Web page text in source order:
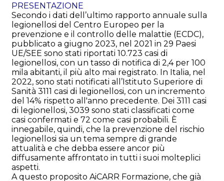
PRESENTAZIONE
Secondo i dati dell’ultimo rapporto annuale sulla
legionellosi del Centro Europeo per la
prevenzione e il controllo delle malattie (ECDC),
pubblicato a giugno 2023, nel 2021 in 29 Paesi
UE/SEE sono stati riportati 10.723 casi di
legionellosi, con un tasso di notifica di 2,4 per 100
mila abitanti, il più alto mai registrato. In Italia, nel
2022, sono stati notificati all’Istituto Superiore di
Sanità 3111 casi di legionellosi, con un incremento
del 14% rispetto all'anno precedente. Dei 3111 casi
di legionellosi, 3039 sono stati classificati come
casi confermati e 72 come casi probabili. È
innegabile, quindi, che la prevenzione del rischio
legionellosi sia un tema sempre di grande
attualità e che debba essere ancor più
diffusamente affrontato in tutti i suoi molteplici
aspetti.
A questo proposito AiCARR Formazione, che già